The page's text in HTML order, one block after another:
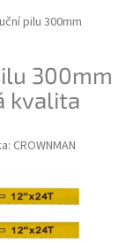
pilu 300mm
300mm
kvalita
CROWNMAN